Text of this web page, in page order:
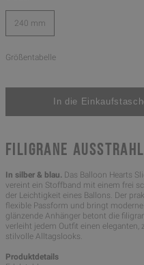
240 mm
Größentabelle
FILIGRANE
In silber & blau. Das Balloon Hearts
vereint ein Stoffband mit einem frei
der Leichtigkeit eines Ballons. Der
flexible Passform und bringt
glänzende Anhänger betont die
verleiht jedem Outfit einen
stilvolle Alltagslooks.
Produktdetails